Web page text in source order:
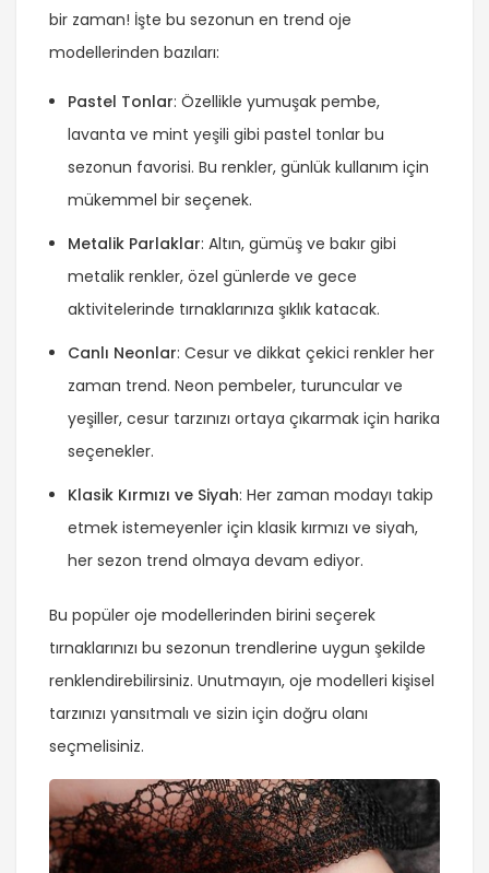
bir zaman! İşte bu sezonun en trend oje
modellerinden bazıları:
Pastel Tonlar: Özellikle yumuşak pembe,
lavanta ve mint yeşili gibi pastel tonlar bu
sezonun favorisi. Bu renkler, günlük kullanım için
mükemmel bir seçenek.
Metalik Parlaklar: Altın, gümüş ve bakır gibi
metalik renkler, özel günlerde ve gece
aktivitelerinde tırnaklarınıza şıklık katacak.
Canlı Neonlar: Cesur ve dikkat çekici renkler her
zaman trend. Neon pembeler, turuncular ve
yeşiller, cesur tarzınızı ortaya çıkarmak için harika
seçenekler.
Klasik Kırmızı ve Siyah: Her zaman modayı takip
etmek istemeyenler için klasik kırmızı ve siyah,
her sezon trend olmaya devam ediyor.
Bu popüler oje modellerinden birini seçerek
tırnaklarınızı bu sezonun trendlerine uygun şekilde
renklendirebilirsiniz. Unutmayın, oje modelleri kişisel
tarzınızı yansıtmalı ve sizin için doğru olanı
seçmelisiniz.